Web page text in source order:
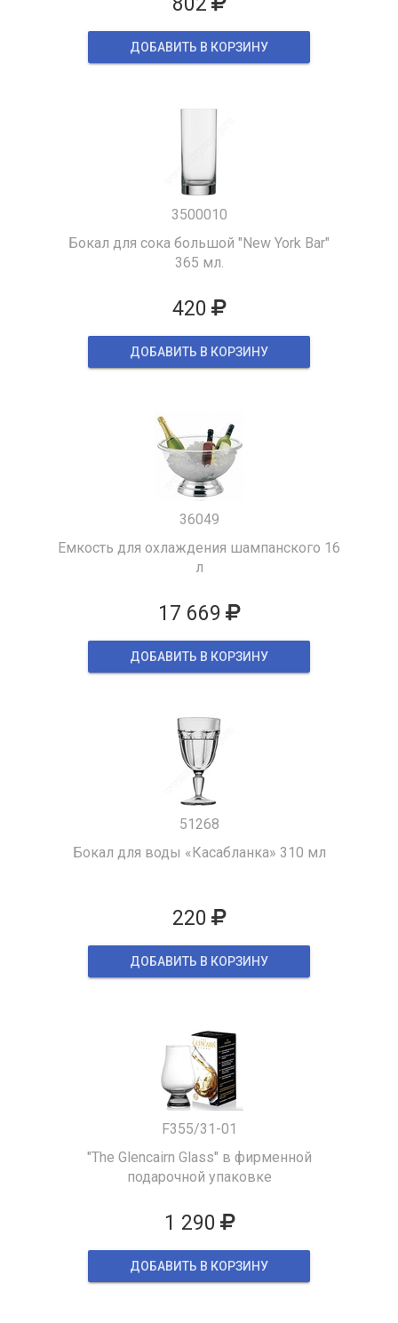
ДОБАВИТЬ В КОРЗИНУ
3500010
Бокал для сока большой "New York Bar"
365 мл.
420
ДОБАВИТЬ В КОРЗИНУ
36049
Емкость для охлаждения шампанского 16
л
17 669
ДОБАВИТЬ В КОРЗИНУ
51268
Бокал для воды «Касабланка» 310 мл
220
ДОБАВИТЬ В КОРЗИНУ
F355/31-01
"The Glencairn Glass" в фирменной
подарочной упаковке
1 290
ДОБАВИТЬ В КОРЗИНУ